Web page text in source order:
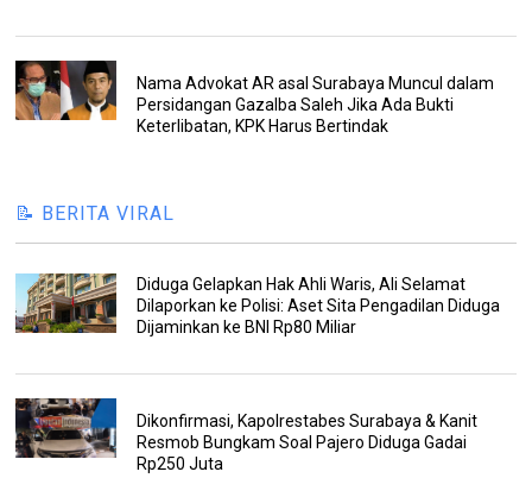
Nama Advokat AR asal Surabaya Muncul dalam
Persidangan Gazalba Saleh Jika Ada Bukti
Keterlibatan, KPK Harus Bertindak
📝 BERITA VIRAL
Diduga Gelapkan Hak Ahli Waris, Ali Selamat
Dilaporkan ke Polisi: Aset Sita Pengadilan Diduga
Dijaminkan ke BNI Rp80 Miliar
Dikonfirmasi, Kapolrestabes Surabaya & Kanit
Resmob Bungkam Soal Pajero Diduga Gadai
Rp250 Juta